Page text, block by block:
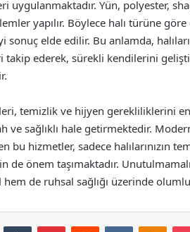
uygulanmaktadır. Yün, polyester,
yapılır. Böylece halı türüne
elde edilir. Bu anlamda,
takip ederek, sürekli kendilerini
temizlik ve hijyen gerekliliklerini en
ve sağlıklı hale getirmektedir.
bu hizmetler, sadece halılarınızın
de önem taşımaktadır.
de ruhsal sağlığı üzerinde
Tumblr PinterestReddit VKontakte